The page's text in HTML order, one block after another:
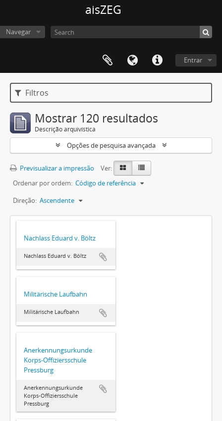
aisZEG
Navegar
Entrar
Filtros
Mostrar 120 resultados
Descrição arquivística
Opções de pesquisa avançada
Previsualizar a impressão
Ver:
Ordenar por ordem: Código de referência
Direção: Ascendente
Nachlass Eduard v. Böltz
Nachlass Eduard v. Böltz
Militärische Laufbahn
Militärische Laufbahn
Anerkennungsurkunde
Korps-Offiziersschule
Pressburg
Anerkennungsurkunde
Korps-Offiziersschule
Pressburg